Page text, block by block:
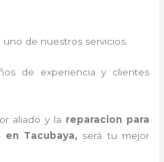
de nuestros servicios.
de experiencia y clientes
aliado y la reparacion para
Tacubaya, será tu mejor